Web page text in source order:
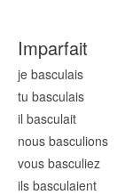
Imparfait
je basculais
tu basculais
il basculait
nous basculions
vous basculiez
ils basculaient